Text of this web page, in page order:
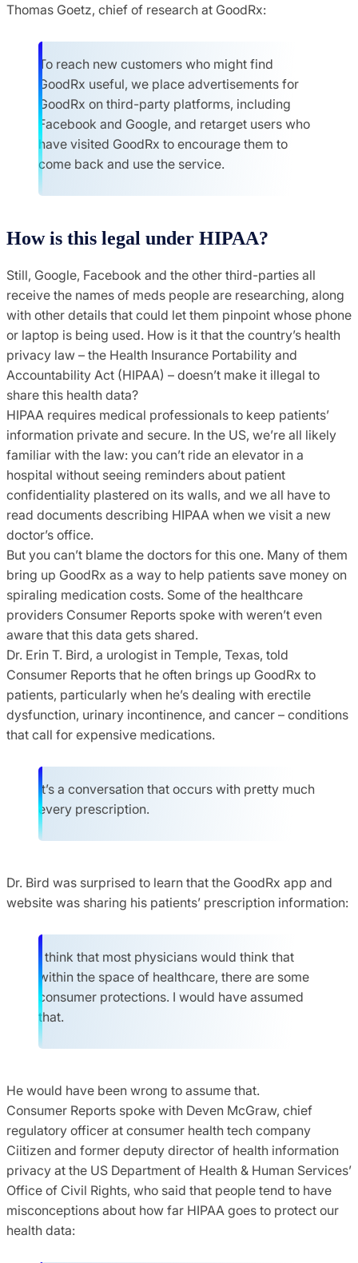
Thomas Goetz, chief of research at GoodRx:
To reach new customers who might find
GoodRx useful, we place advertisements for
GoodRx on third-party platforms, including
Facebook and Google, and retarget users who
have visited GoodRx to encourage them to
come back and use the service.
How is this legal under HIPAA?
Still, Google, Facebook and the other third-parties all
receive the names of meds people are researching, along
with other details that could let them pinpoint whose phone
or laptop is being used. How is it that the country’s health
privacy law – the Health Insurance Portability and
Accountability Act (HIPAA) – doesn’t make it illegal to
share this health data?
HIPAA requires medical professionals to keep patients’
information private and secure. In the US, we’re all likely
familiar with the law: you can’t ride an elevator in a
hospital without seeing reminders about patient
confidentiality plastered on its walls, and we all have to
read documents describing HIPAA when we visit a new
doctor’s office.
But you can’t blame the doctors for this one. Many of them
bring up GoodRx as a way to help patients save money on
spiraling medication costs. Some of the healthcare
providers Consumer Reports spoke with weren’t even
aware that this data gets shared.
Dr. Erin T. Bird, a urologist in Temple, Texas, told
Consumer Reports that he often brings up GoodRx to
patients, particularly when he’s dealing with erectile
dysfunction, urinary incontinence, and cancer – conditions
that call for expensive medications.
It’s a conversation that occurs with pretty much
every prescription.
Dr. Bird was surprised to learn that the GoodRx app and
website was sharing his patients’ prescription information:
I think that most physicians would think that
within the space of healthcare, there are some
consumer protections. I would have assumed
that.
He would have been wrong to assume that.
Consumer Reports spoke with Deven McGraw, chief
regulatory officer at consumer health tech company
Ciitizen and former deputy director of health information
privacy at the US Department of Health & Human Services’
Office of Civil Rights, who said that people tend to have
misconceptions about how far HIPAA goes to protect our
health data: